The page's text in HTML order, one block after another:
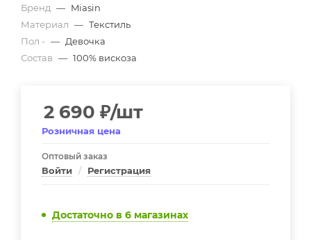
Бренд — Miasin
Материал — Текстиль
Пол - — Девочка
Состав — 100% вискоза
2 690 ₽/шт
Розничная цена
Оптовый заказ
Войти / Регистрация
Достаточно в 6 магазинах